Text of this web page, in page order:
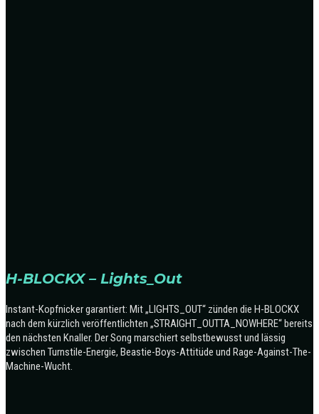
H-BLOCKX – Lights_Out
Instant-Kopfnicker garantiert: Mit „LIGHTS_OUT“ zünden die H-BLOCKX
nach dem kürzlich veröffentlichten „STRAIGHT_OUTTA_NOWHERE“ bereits
den nächsten Knaller. Der Song marschiert selbstbewusst und lässig
zwischen Turnstile-Energie, Beastie-Boys-Attitüde und Rage-Against-The-
Machine-Wucht.